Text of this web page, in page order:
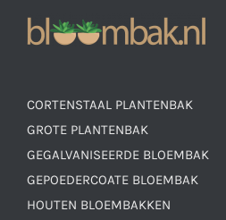
CORTENSTAAL PLANTENBAK
GROTE PLANTENBAK
GEGALVANISEERDE BLOEMBAK
GEPOEDERCOATE BLOEMBAK
HOUTEN BLOEMBAKKEN